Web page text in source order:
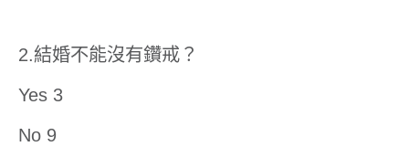
2.結婚不能沒有鑽戒？
Yes 3
No 9